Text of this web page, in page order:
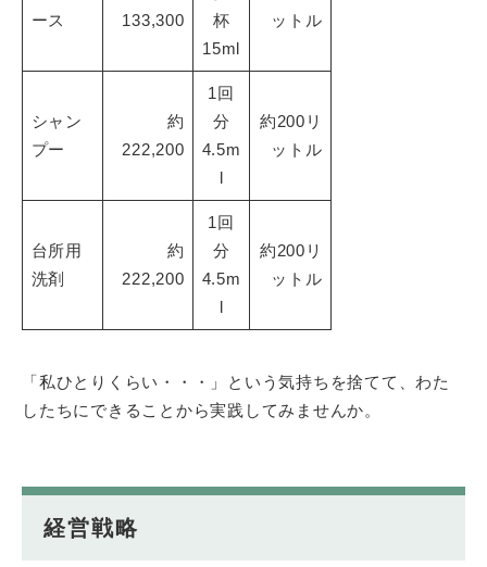
ース
133,300
杯
15ml
ットル
シャン
プー
約
222,200
1回
分
4.5m
l
約200リ
ットル
台所用
洗剤
約
222,200
1回
分
4.5m
l
約200リ
ットル
「私ひとりくらい・・・」という気持ちを捨てて、わた
したちにできることから実践してみませんか。
経営戦略